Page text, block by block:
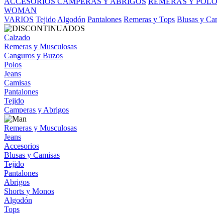
WOMAN
VARIOS Tejido Algodón Pantalones Remeras y Tops Blusas y
Calzado
Remeras y Musculosas
Canguros y Buzos
Polos
Jeans
Camisas
Pantalones
Tejido
Camperas y Abrigos
Remeras y Musculosas
Jeans
Accesorios
Blusas y Camisas
Tejido
Pantalones
Abrigos
Shorts y Monos
Algodón
Tops